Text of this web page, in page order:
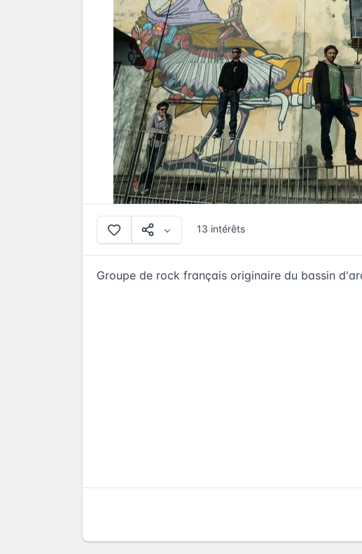
13 intérêts
Groupe de rock français originaire du bassin